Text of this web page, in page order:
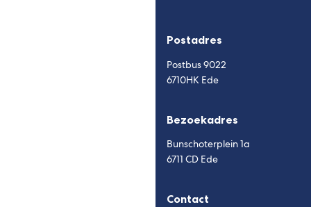
Postadres
Postbus 9022
6710HK Ede
Bezoekadres
Bunschoterplein 1a
6711 CD Ede
Contact